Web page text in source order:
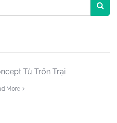
Tù Trốn Trại
More